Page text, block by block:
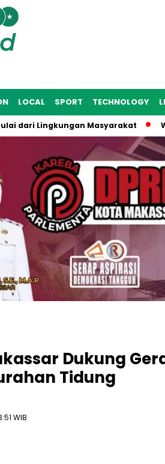
LOCAL SPORT TECHNOLOGY
Lingkungan Masyarakat
Dukung
Tidung
WIB